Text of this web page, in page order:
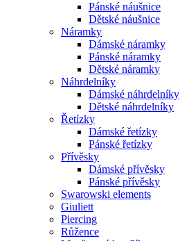
Pánské náušnice
Dětské náušnice
Náramky
Dámské náramky
Pánské náramky
Dětské náramky
Náhrdelníky
Dámské náhrdelníky
Dětské náhrdelníky
Řetízky
Dámské řetízky
Pánské řetízky
Přívěsky
Dámské přívěsky
Pánské přívěsky
Swarowski elements
Giuliett
Piercing
Růžence